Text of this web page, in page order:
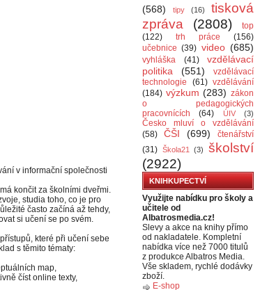
v informační společnosti
končit za školními dveřmi.
studia toho, co je pro
často začíná až tehdy,
si učení se po svém.
které při učení sebe
s těmito tématy:
map,
číst online texty,
(568)
tipy (16)
tisková
zpráva
(2808)
top
(122)
trh práce
(156)
učebnice (39) video (685)
vyhláška (41)
vzdělávací
politika
(551)
vzdělávací
technologie
(61) vzdělávání
(184) výzkum (283) zákon
o pedagogických
pracovnících
(64) ÚIV (3)
Česko mluví o vzdělávání
(58)
ČŠI (699)
čtenářství
(31) Škola21 (3)
školství
(2922)
KNIHKUPECTVÍ
Využijte nabídku pro školy a
učitele od
Albatrosmedia.cz!
Slevy a akce na knihy přímo
od nakladatele. Kompletní
nabídka více než 7000 titulů
z produkce Albatros Media.
Vše skladem, rychlé dodávky
zboží.
E-shop